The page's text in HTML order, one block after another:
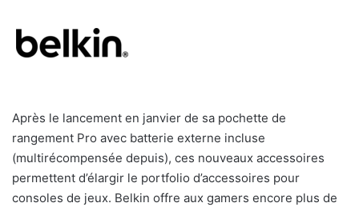
Après le lancement en janvier de sa pochette de
rangement Pro avec batterie externe incluse
(multirécompensée depuis), ces nouveaux accessoires
permettent d’élargir le portfolio d’accessoires pour
consoles de jeux. Belkin offre aux gamers encore plus de